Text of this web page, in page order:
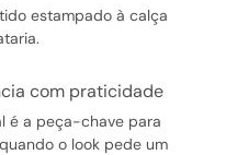
estampado à calça
com praticidade
é a peça-chave para
o look pede um